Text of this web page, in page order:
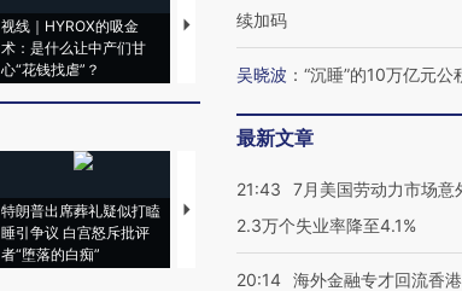
视线｜HYROX的吸金
术：是什么让中产们甘
心“花钱找虐”？
马航飞行员跨国走私7万
粒摇头丸 尿检体内含3种
度Z世代 用
育部长拱下台
特朗普出席葬礼疑似打瞌
睡引争议 白宫怒斥批评
者“堕落的白痴”
韩国高温创百年纪录 当局
警告停止一切户外活动
97个 印度如
的夏天
续加码
吴晓波 ： “沉睡”的10万亿元公
最新文章
21:43
7月美国劳动力市场意
2.3万个失业率降至4.1%
20:14 海外金融专才回流香